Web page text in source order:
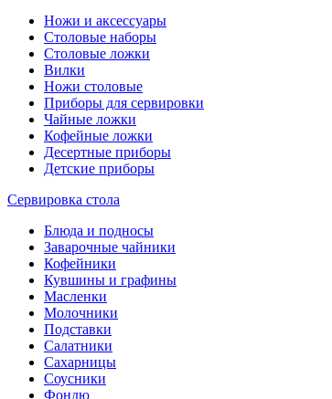
Ножи и аксессуары
Столовые наборы
Столовые ложки
Вилки
Ножи столовые
Приборы для сервировки
Чайные ложки
Кофейные ложки
Десертные приборы
Детские приборы
Сервировка стола
Блюда и подносы
Заварочные чайники
Кофейники
Кувшины и графины
Масленки
Молочники
Подставки
Салатники
Сахарницы
Соусники
Фондю